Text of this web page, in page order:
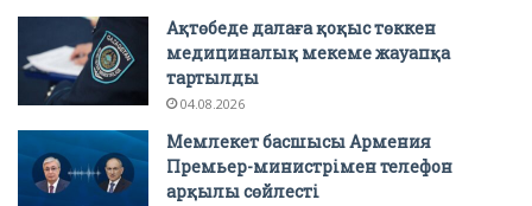
Ақтөбеде далаға қоқыс төккен
медициналық мекеме жауапқа
тартылды
04.08.2026
Мемлекет басшысы Армения
Премьер-министрімен телефон
арқылы сөйлесті